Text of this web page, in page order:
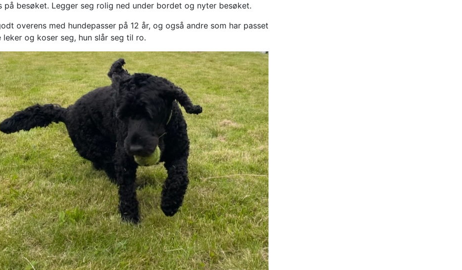
på besøket. Legger seg rolig ned under bordet og nyter besøket.
overens med hundepasser på 12 år, og også andre som har passet
leker og koser seg, hun slår seg til ro.